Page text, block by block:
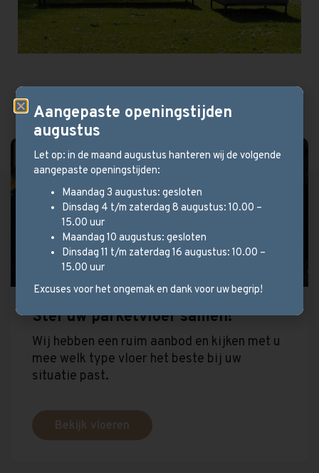
Stel uw parketvloer samen!
Wij hebben een ruim aanbod en kijken met u
mee welk type vloer het beste bij uw
situatie past.
Bekijk vloeren
Aangepaste openingstijden
augustus
Let op: in de maand augustus hanteren wij de volgende
aangepaste openingstijden:
Maandag 3 augustus: gesloten
Dinsdag 4 t/m zaterdag 8 augustus: 10.00 –
15.00 uur
Maandag 10 augustus: gesloten
Dinsdag 11 t/m zaterdag 16 augustus: 10.00 –
15.00 uur
Excuses voor het ongemak en dank voor uw begrip!